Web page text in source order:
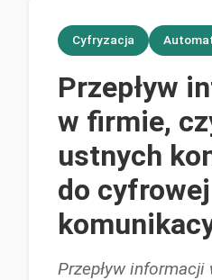
Cyfryzacja
Przepływ
w firmie,
ustnych
do
Przepływ